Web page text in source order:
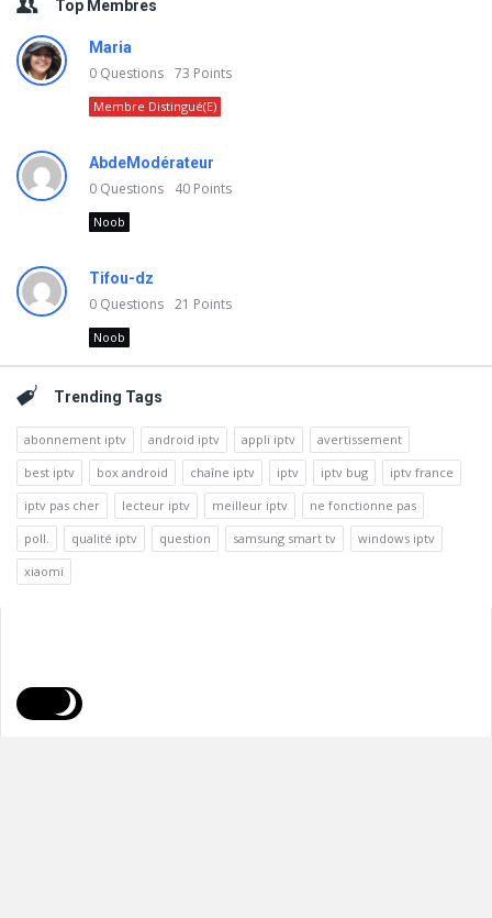
Top Membres
Maria
0 Questions 73 Points
Membre Distingué(e)
AbdeModérateur
0 Questions 40 Points
Noob
Tifou-dz
0 Questions 21 Points
Noob
Trending Tags
abonnement iptv android iptv appli iptv
avertissement
best iptv
box android chaîne iptv iptv iptv bug
iptv france
iptv pas cher
lecteur iptv meilleur iptv
ne fonctionne pas
poll.
qualité iptv question samsung smart tv
windows iptv
xiaomi